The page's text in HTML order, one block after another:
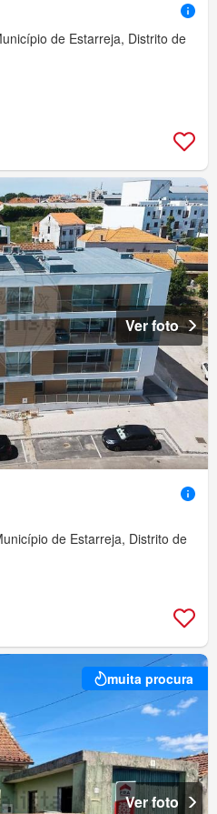
de Estarreja, Distrito de
Ver foto
de Estarreja, Distrito de
muita procura
Ver foto